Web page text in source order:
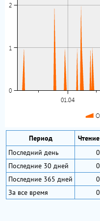
Период Чтение
Последний день
0
Последние 30 дней
0
Последние 365 дней
0
За все время
0